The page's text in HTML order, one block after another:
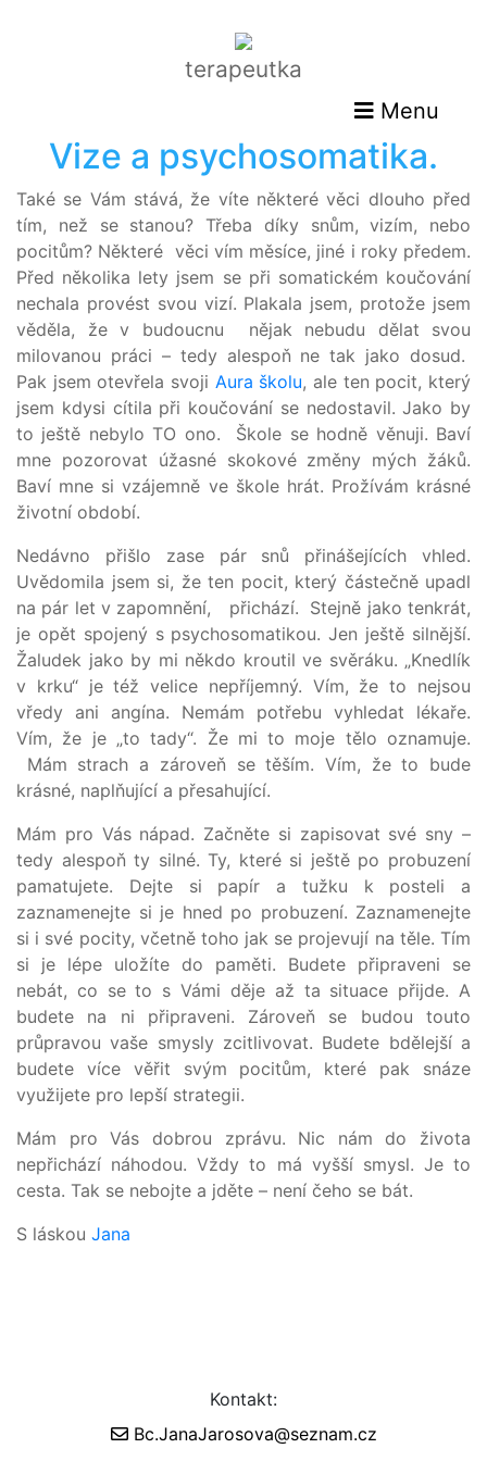
terapeutka
Menu
Vize a psychosomatika.
Také se Vám stává, že víte některé věci dlouho před
tím, než se stanou? Třeba díky snům, vizím, nebo
pocitům? Některé věci vím měsíce, jiné i roky předem.
Před několika lety jsem se při somatickém koučování
nechala provést svou vizí. Plakala jsem, protože jsem
věděla, že v budoucnu nějak nebudu dělat svou
milovanou práci – tedy alespoň ne tak jako dosud.
Pak jsem otevřela svoji Aura školu, ale ten pocit, který
jsem kdysi cítila při koučování se nedostavil. Jako by
to ještě nebylo TO ono. Škole se hodně věnuji. Baví
mne pozorovat úžasné skokové změny mých žáků.
Baví mne si vzájemně ve škole hrát. Prožívám krásné
životní období.
Nedávno přišlo zase pár snů přinášejících vhled.
Uvědomila jsem si, že ten pocit, který částečně upadl
na pár let v zapomnění, přichází. Stejně jako tenkrát,
je opět spojený s psychosomatikou. Jen ještě silnější.
Žaludek jako by mi někdo kroutil ve svěráku. „Knedlík
v krku“ je též velice nepříjemný. Vím, že to nejsou
vředy ani angína. Nemám potřebu vyhledat lékaře.
Vím, že je „to tady“. Že mi to moje tělo oznamuje.
Mám strach a zároveň se těším. Vím, že to bude
krásné, naplňující a přesahující.
Mám pro Vás nápad. Začněte si zapisovat své sny –
tedy alespoň ty silné. Ty, které si ještě po probuzení
pamatujete. Dejte si papír a tužku k posteli a
zaznamenejte si je hned po probuzení. Zaznamenejte
si i své pocity, včetně toho jak se projevují na těle. Tím
si je lépe uložíte do paměti. Budete připraveni se
nebát, co se to s Vámi děje až ta situace přijde. A
budete na ni připraveni. Zároveň se budou touto
průpravou vaše smysly zcitlivovat. Budete bdělejší a
budete více věřit svým pocitům, které pak snáze
využijete pro lepší strategii.
Mám pro Vás dobrou zprávu. Nic nám do života
nepřichází náhodou. Vždy to má vyšší smysl. Je to
cesta. Tak se nebojte a jděte – není čeho se bát.
S láskou Jana
Kontakt:
Bc.JanaJarosova@seznam.cz